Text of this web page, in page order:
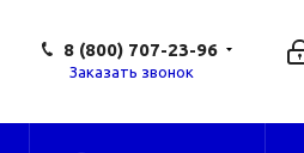
8 (800) 707-23-96
Заказать звонок